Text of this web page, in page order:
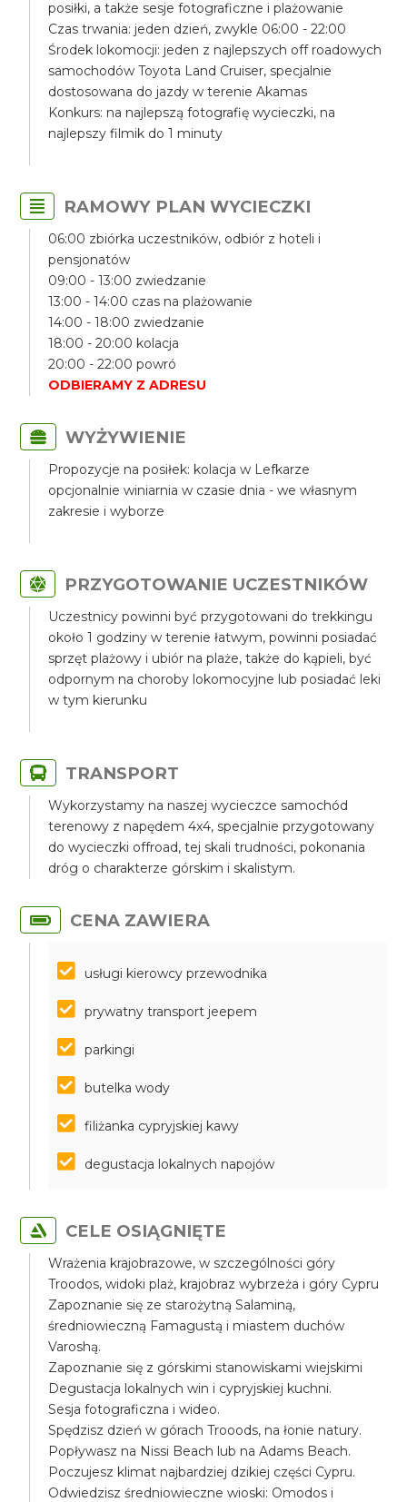
posiłki, a także sesje fotograficzne i plażowanie
Czas trwania: jeden dzień, zwykle 06:00 - 22:00
Środek lokomocji: jeden z najlepszych off roadowych
samochodów Toyota Land Cruiser, specjalnie
dostosowana do jazdy w terenie Akamas
Konkurs: na najlepszą fotografię wycieczki, na
najlepszy filmik do 1 minuty
RAMOWY PLAN WYCIECZKI
06:00 zbiórka uczestników, odbiór z hoteli i
pensjonatów
09:00 - 13:00 zwiedzanie
13:00 - 14:00 czas na plażowanie
14:00 - 18:00 zwiedzanie
18:00 - 20:00 kolacja
20:00 - 22:00 powró
ODBIERAMY Z ADRESU
WYŻYWIENIE
Propozycje na posiłek: kolacja w Lefkarze
opcjonalnie winiarnia w czasie dnia - we własnym
zakresie i wyborze
PRZYGOTOWANIE UCZESTNIKÓW
Uczestnicy powinni być przygotowani do trekkingu
około 1 godziny w terenie łatwym, powinni posiadać
sprzęt plażowy i ubiór na plaże, także do kąpieli, być
odpornym na choroby lokomocyjne lub posiadać leki
w tym kierunku
TRANSPORT
Wykorzystamy na naszej wycieczce samochód
terenowy z napędem 4x4, specjalnie przygotowany
do wycieczki offroad, tej skali trudności, pokonania
dróg o charakterze górskim i skalistym.
CENA ZAWIERA
usługi kierowcy przewodnika
prywatny transport jeepem
parkingi
butelka wody
filiżanka cypryjskiej kawy
degustacja lokalnych napojów
CELE OSIĄGNIĘTE
Wrażenia krajobrazowe, w szczególności góry
Troodos, widoki plaż, krajobraz wybrzeża i góry Cypru
Zapoznanie się ze starożytną Salaminą,
średniowieczną Famagustą i miastem duchów
Varoshą.
Zapoznanie się z górskimi stanowiskami wiejskimi
Degustacja lokalnych win i cypryjskiej kuchni.
Sesja fotograficzna i wideo.
Spędzisz dzień w górach Trooods, na łonie natury.
Popływasz na Nissi Beach lub na Adams Beach.
Poczujesz klimat najbardziej dzikiej części Cypru.
Odwiedzisz średniowieczne wioski: Omodos i